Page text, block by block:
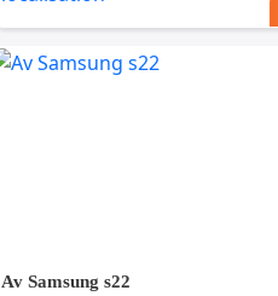
Av Samsung s22